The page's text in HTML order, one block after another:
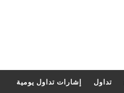
تداول إشارات تداول يومية